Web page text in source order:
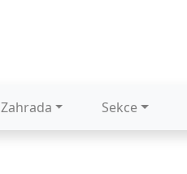
Zahrada Sekce